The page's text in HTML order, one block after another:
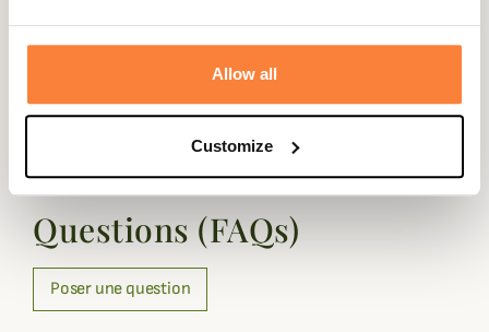
Allow all
Customize
Questions (FAQs)
Questions (FAQs)
Poser une question